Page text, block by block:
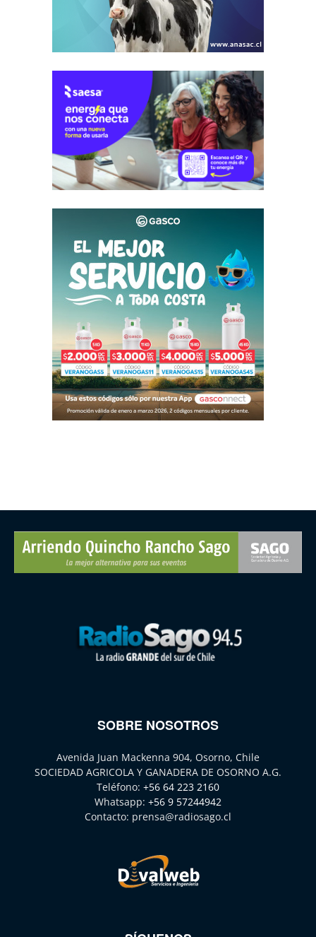
SOBRE NOSOTROS
Avenida Juan Mackenna 904, Osorno, Chile
SOCIEDAD AGRICOLA Y GANADERA DE OSORNO A.G.
Teléfono: +56 64 223 2160
Whatsapp: +56 9 57244942
Contacto: prensa@radiosago.cl